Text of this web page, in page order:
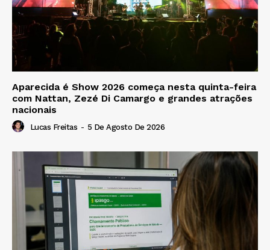
Aparecida é Show 2026 começa nesta quinta-feira
com Nattan, Zezé Di Camargo e grandes atrações
nacionais
Lucas Freitas - 5 De Agosto De 2026